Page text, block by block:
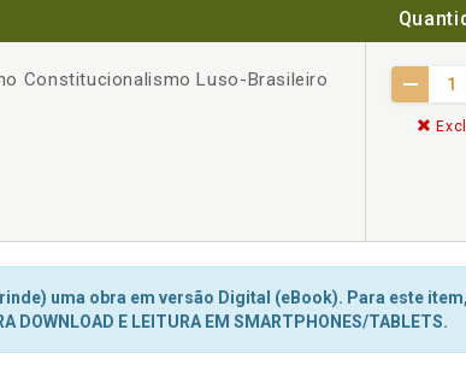
Constitucionalismo Luso-Brasileiro
uma obra em versão Digital (eBook). Para este
DOWNLOAD E LEITURA EM SMARTPHONES/TABLETS.